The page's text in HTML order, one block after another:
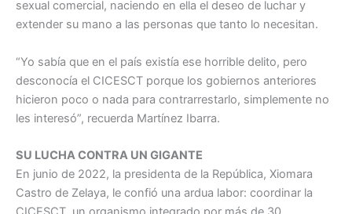
sexual comercial, naciendo en ella el deseo de luchar y
extender su mano a las personas que tanto lo necesitan.
“Yo sabía que en el país existía ese horrible delito, pero
desconocía el CICESCT porque los gobiernos anteriores
hicieron poco o nada para contrarrestarlo, simplemente no
les interesó”, recuerda Martínez Ibarra.
SU LUCHA CONTRA UN GIGANTE
En junio de 2022, la presidenta de la República, Xiomara
Castro de Zelaya, le confió una ardua labor: coordinar la